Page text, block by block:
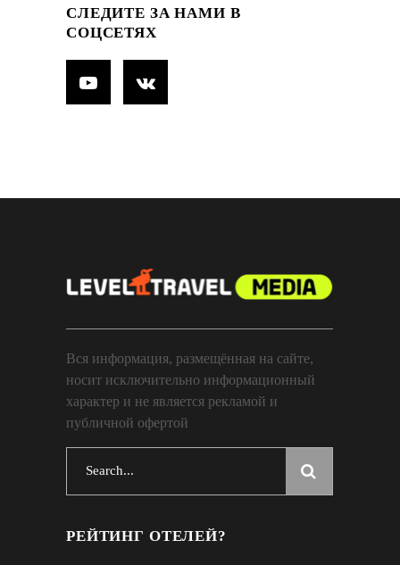
СЛЕДИТЕ ЗА НАМИ В
СОЦСЕТЯХ
Вся информация, размещённая на сайте,
носит исключительно информационный
характер и не является рекламой и
публичной офертой
РЕЙТИНГ ОТЕЛЕЙ?